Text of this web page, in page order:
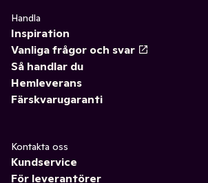
Handla
Inspiration
Vanliga frågor och svar
Så handlar du
Hemleverans
Färskvarugaranti
Kontakta oss
Kundservice
För leverantörer